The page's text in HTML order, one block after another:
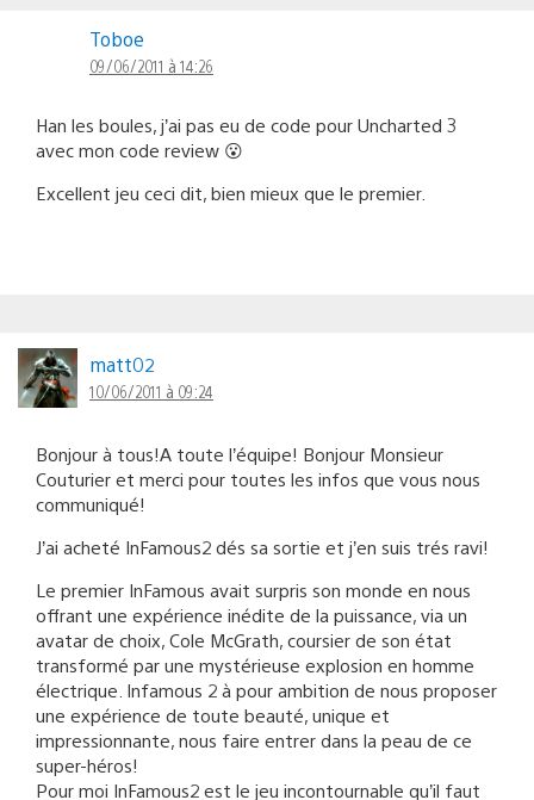
Toboe
09/06/2011 à 14:26
Han les boules, j’ai pas eu de code pour Uncharted 3
avec mon code review 😮
Excellent jeu ceci dit, bien mieux que le premier.
matt02
10/06/2011 à 09:24
Bonjour à tous!A toute l’équipe! Bonjour Monsieur
Couturier et merci pour toutes les infos que vous nous
communiqué!
J’ai acheté InFamous2 dés sa sortie et j’en suis trés ravi!
Le premier InFamous avait surpris son monde en nous
offrant une expérience inédite de la puissance, via un
avatar de choix, Cole McGrath, coursier de son état
transformé par une mystérieuse explosion en homme
électrique. Infamous 2 à pour ambition de nous proposer
une expérience de toute beauté, unique et
impressionnante, nous faire entrer dans la peau de ce
super-héros!
Pour moi InFamous2 est le jeu incontournable qu’il faut